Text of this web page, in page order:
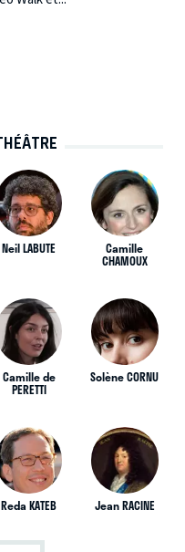
Neil LABUTE Camille
CHAMOUX
Camille de
PERETTI
Solène CORNU
Reda KATEB Jean RACINE